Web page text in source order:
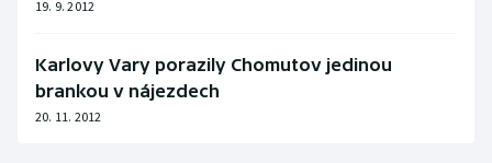
Moderní pětiboj
Motorsport
Olympijské hry
19. 9. 2012
Karlovy Vary porazily Chomutov jedinou
brankou v nájezdech
20. 11. 2012